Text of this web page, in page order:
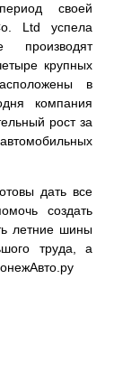
своей
Ltd успела
производят
крупных
в
компания
рост за
дать все
создать
летние шины
труда, а